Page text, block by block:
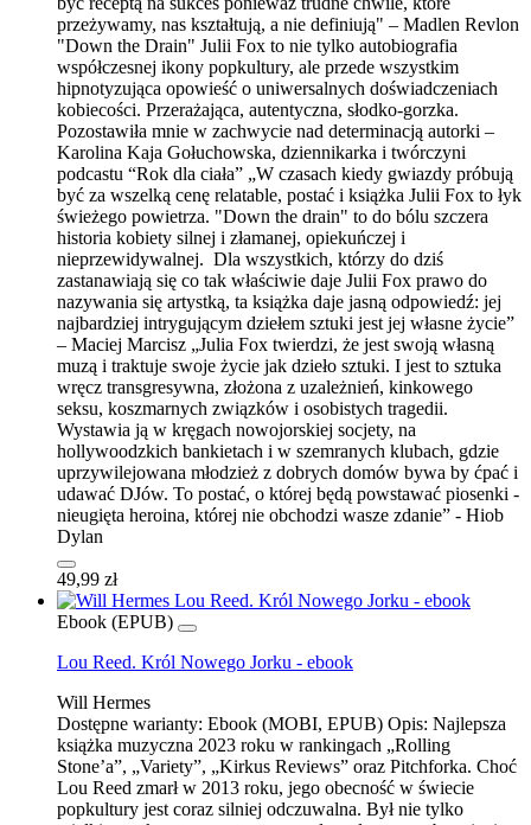
przeżywamy, nas kształtują, a nie definiują" – Madlen Revlon
"Down the Drain" Julii Fox to nie tylko autobiografia
współczesnej ikony popkultury, ale przede wszystkim
hipnotyzująca opowieść o uniwersalnych doświadczeniach
kobiecości. Przerażająca, autentyczna, słodko-gorzka.
Pozostawiła mnie w zachwycie nad determinacją autorki –
Karolina Kaja Gołuchowska, dziennikarka i twórczyni
podcastu “Rok dla ciała” „W czasach kiedy gwiazdy próbują
być za wszelką cenę relatable, postać i książka Julii Fox to łyk
świeżego powietrza. "Down the drain" to do bólu szczera
historia kobiety silnej i złamanej, opiekuńczej i
nieprzewidywalnej. Dla wszystkich, którzy do dziś
zastanawiają się co tak właściwie daje Julii Fox prawo do
nazywania się artystką, ta książka daje jasną odpowiedź: jej
najbardziej intrygującym dziełem sztuki jest jej własne życie”
– Maciej Marcisz „Julia Fox twierdzi, że jest swoją własną
muzą i traktuje swoje życie jak dzieło sztuki. I jest to sztuka
wręcz transgresywna, złożona z uzależnień, kinkowego
seksu, koszmarnych związków i osobistych tragedii.
Wystawia ją w kręgach nowojorskiej socjety, na
hollywoodzkich bankietach i w szemranych klubach, gdzie
uprzywilejowana młodzież z dobrych domów bywa by ćpać i
udawać DJów. To postać, o której będą powstawać piosenki -
nieugięta heroina, której nie obchodzi wasze zdanie” - Hiob
Dylan
49,99 zł
Ebook (EPUB)
Lou Reed. Król Nowego Jorku - ebook
Will Hermes
Dostępne warianty: Ebook (MOBI, EPUB) Opis: Najlepsza
książka muzyczna 2023 roku w rankingach „Rolling
Stone’a”, „Variety”, „Kirkus Reviews” oraz Pitchforka. Choć
Lou Reed zmarł w 2013 roku, jego obecność w świecie
popkultury jest coraz silniej odczuwalna. Był nie tylko